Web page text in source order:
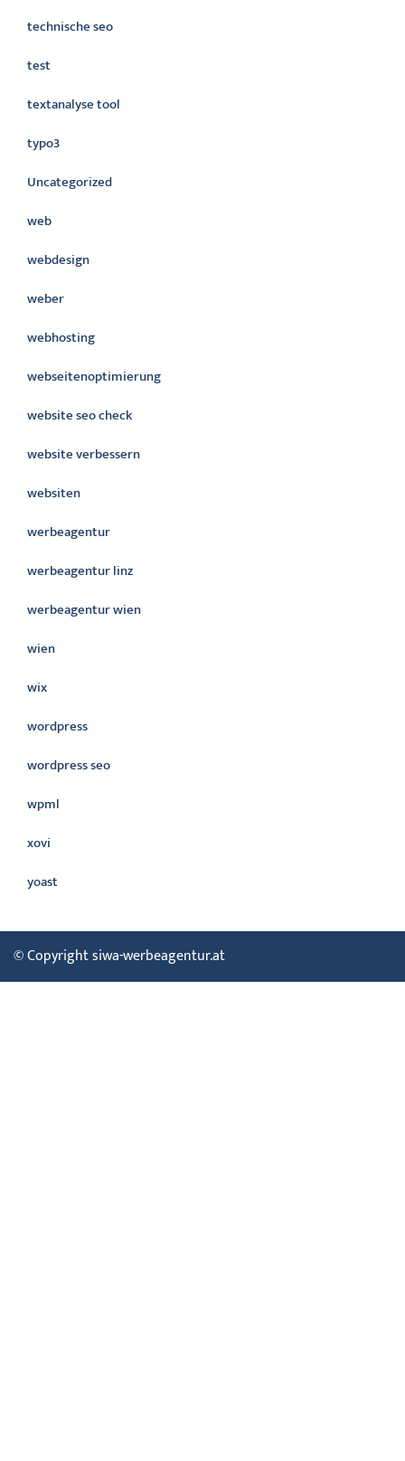
technische seo
test
textanalyse tool
typo3
Uncategorized
web
webdesign
weber
webhosting
webseitenoptimierung
website seo check
website verbessern
websiten
werbeagentur
werbeagentur linz
werbeagentur wien
wien
wix
wordpress
wordpress seo
wpml
xovi
yoast
© Copyright siwa-werbeagentur.at